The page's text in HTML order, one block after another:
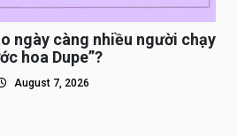
ngày càng nhiều người chạy
hoa Dupe”?
August 7, 2026